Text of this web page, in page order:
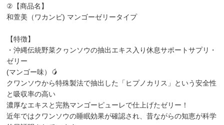
②【商品名】
和萱美（ワカンビ) マンゴーゼリータイプ
【特徴】
・沖縄伝統野菜クヮンソウの抽出エキス入り休息サポートサプリ・
ゼリー
(マンゴー味）🥭
クワンソウから特殊製法で抽出した「ヒプノカリス」という安全性
と吸収率の高い
濃厚なエキスと完熟マンゴーピューレで仕上げたゼリー！
近年ではクワンソウの睡眠効果が確認され、昔ながらの知恵が科学